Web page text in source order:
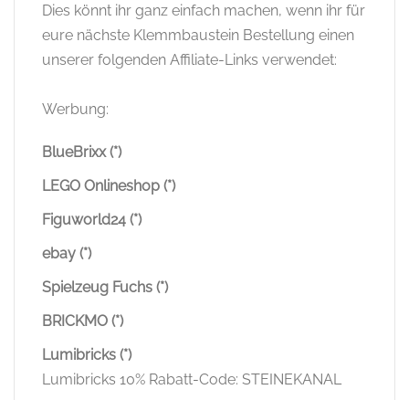
Dies könnt ihr ganz einfach machen, wenn ihr für
eure nächste Klemmbaustein Bestellung einen
unserer folgenden Affiliate-Links verwendet:
Werbung:
BlueBrixx (*)
LEGO Onlineshop (*)
Figuworld24 (*)
ebay (*)
Spielzeug Fuchs (*)
BRICKMO (*)
Lumibricks (*)
Lumibricks 10% Rabatt-Code: STEINEKANAL